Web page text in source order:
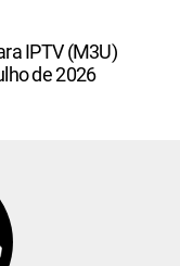
IPTV (M3U)
de 2026